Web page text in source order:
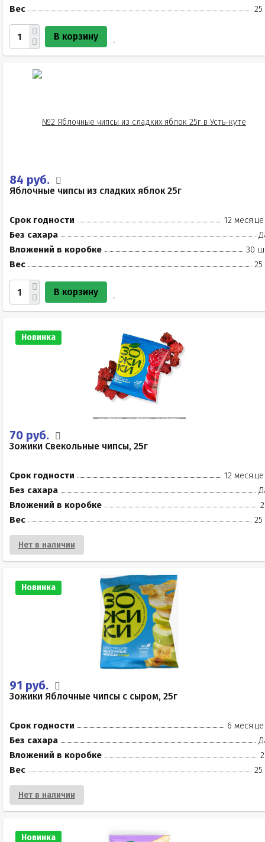
Вес
25
В корзину
84 руб.
Яблочные чипсы из сладких яблок 25г
Срок годности
12
Без сахара
Вложений в коробке
30
Вес
25
В корзину
Новинка
70 руб.
Зожики Свекольные чипсы, 25г
Срок годности
12
Без сахара
Вложений в коробке
Вес
25
Нет в наличии
Новинка
91 руб.
Зожики Яблочные чипсы с сыром, 25г
Срок годности
6
Без сахара
Вложений в коробке
Вес
25
Нет в наличии
Новинка